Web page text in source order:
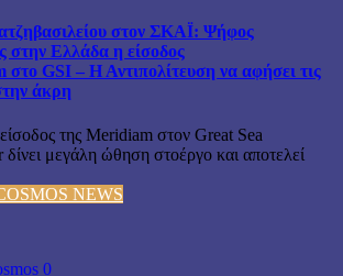
στον ΣΚΑΪ: Ψήφος
στην Ελλάδα η είσοδος
GSI – Η Αντιπολίτευση να αφήσει τις
άκρη
της Meridiam στον Great Sea
μεγάλη ώθηση στοέργο και αποτελεί
NEWS
0